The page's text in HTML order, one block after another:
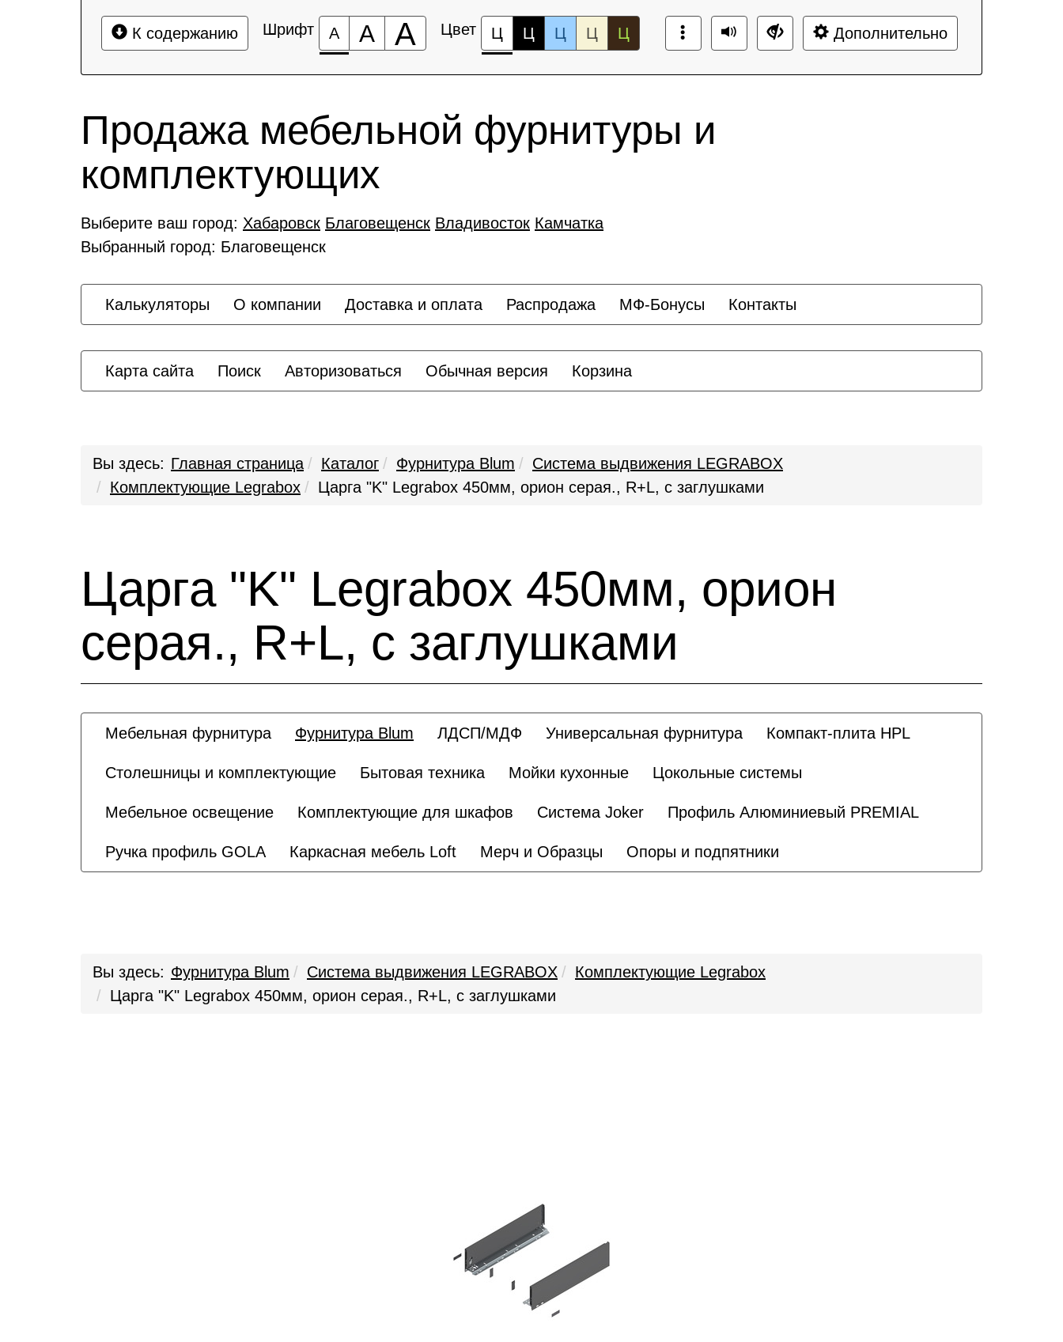
К содержанию Шрифт А А А Цвет Ц Ц Ц Ц Ц Дополнительно
Продажа мебельной фурнитуры и
комплектующиx
Выберите ваш город: Хабаровск Благовещенск Владивосток Камчатка
Выбранный город: Благовещенск
Калькуляторы О компании Доставка и оплата Распродажа МФ-Бонусы Контакты
Карта сайта Поиск Авторизоваться Обычная версия Корзина
Вы здесь: Главная страница Каталог Фурнитура Blum
Система выдвижения LEGRABOX
Комплектующие Legrabox
Царга "K" Legrabox 450мм, орион серая., R+L, с заглушками
Царга "K" Legrabox 450мм, орион
серая., R+L, с заглушками
Мебельная фурнитура Фурнитура Blum ЛДСП/МДФ Универсальная фурнитура Компакт-плита HPL
Столешницы и комплектующие Бытовая техника Мойки кухонные Цокольные системы
Мебельное освещение Комплектующие для шкафов Система Joker Профиль Алюминиевый PREMIAL
Ручка профиль GOLA Каркасная мебель Loft Мерч и Образцы Опоры и подпятники
Вы здесь: Фурнитура Blum Система выдвижения LEGRABOX
Комплектующие Legrabox
Царга "K" Legrabox 450мм, орион серая., R+L, с заглушками